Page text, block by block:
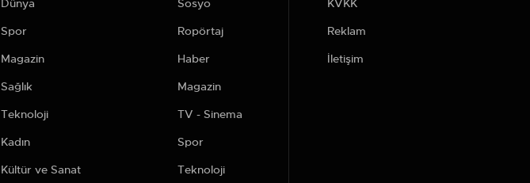
Dünya
Spor
Magazin
Sağlık
Teknoloji
Kadın
Kültür ve Sanat
Sosyo
Ropörtaj
Haber
Magazin
TV - Sinema
Spor
Teknoloji
KVKK
Reklam
İletişim